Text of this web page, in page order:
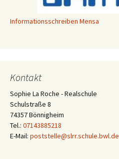
Informationsschreiben Mensa
Kontakt
Sophie La Roche - Realschule
Schulstraße 8
74357 Bönnigheim
Tel.: 07143885218
E-Mail: poststelle@slrr.schule.bwl.de